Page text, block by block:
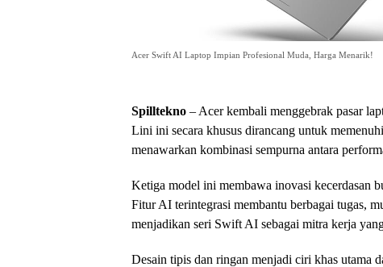
Acer Swift AI Laptop Impian Profesional Muda, Harga Menarik!
Spilltekno – Acer kembali menggebrak pasar
Lini ini secara khusus dirancang untuk
menawarkan kombinasi sempurna antara
Ketiga model ini membawa inovasi kecerdasan
Fitur AI terintegrasi membantu berbagai tugas,
menjadikan seri Swift AI sebagai mitra kerja
Desain tipis dan ringan menjadi ciri khas utama